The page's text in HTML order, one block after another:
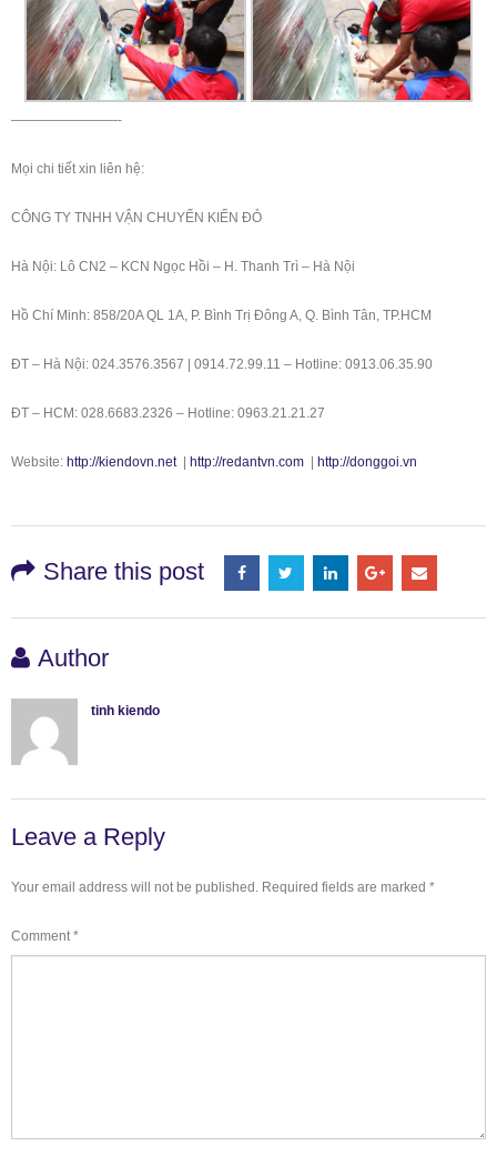
————————-
Mọi chi tiết xin liên hệ:
CÔNG TY TNHH VẬN CHUYỂN KIẾN ĐỎ
Hà Nội: Lô CN2 – KCN Ngọc Hồi – H. Thanh Trì – Hà Nội
Hồ Chí Minh: 858/20A QL 1A, P. Bình Trị Đông A, Q. Bình Tân, TP.HCM
ĐT – Hà Nội: 024.3576.3567 | 0914.72.99.11 – Hotline: 0913.06.35.90
ĐT – HCM: 028.6683.2326 – Hotline: 0963.21.21.27
Website: http://kiendovn.net| http://redantvn.com http://donggoi.vn
Share this post
Author
tinh kiendo
Leave a Reply
Your email address will not be published. Required fields are marked *
Comment*